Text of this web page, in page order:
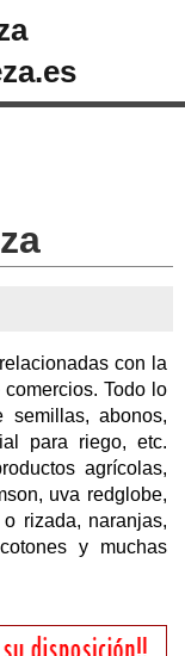
con la
Todo lo
semillas, abonos,
para riego, etc.
agrícolas,
uva redglobe,
rizada, naranjas,
y muchas